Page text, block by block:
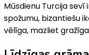
Mūsdienu Turcija
spožumu, bizantiešu
vēlīga, mazliet